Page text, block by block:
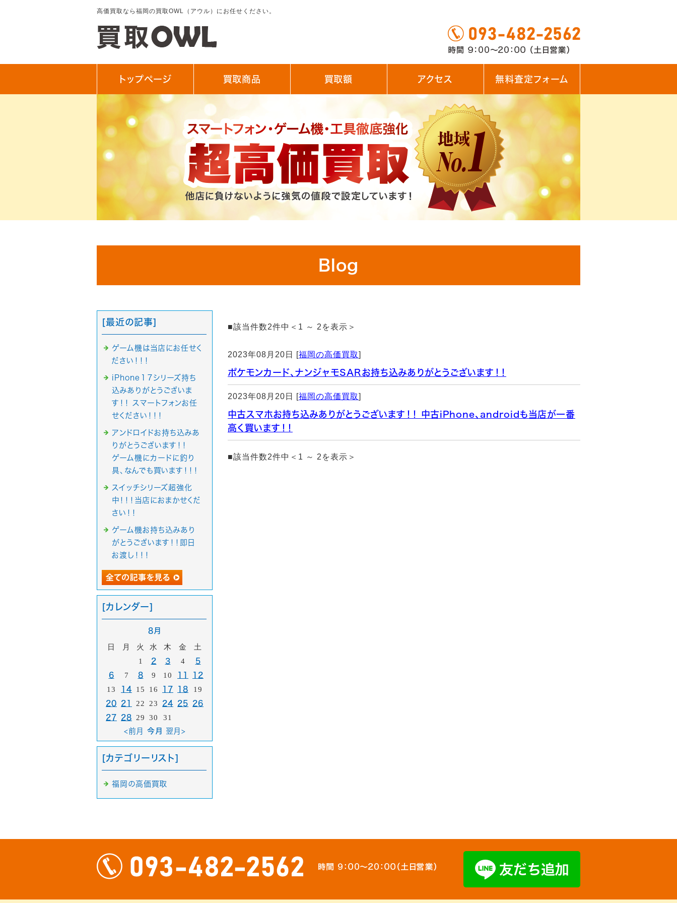
高価買取なら福岡の買取OWL（アウル）にお任せください。
トップぺージ 買取商品 買取額 アクセス 無料査定フォーム
Blog
■該当件数2件中＜1 ～ 2を表示＞
2023年08月20日 [福岡の高価買取]
ポケモンカード、ナンジャモSARお持ち込みありがとうございます！！
2023年08月20日 [福岡の高価買取]
中古スマホお持ち込みありがとうございます！！ 中古iPhone、androidも当店が一番
高く買います！！
■該当件数2件中＜1 ～ 2を表示＞
[最近の記事]
ゲーム機は当店にお任せく
ださい！！！
iPhone１７シリーズ持ち
込みありがとうございま
す！！ スマートフォンお任
せください！！！
アンドロイドお持ち込みあ
りがとうございます！！
ゲーム機にカードに釣り
具、なんでも買います！！！
スイッチシリーズ超強化
中！！！当店におまかせくだ
さい！！
ゲーム機お持ち込みあり
がとうございます！！即日
お渡し！！！
[カレンダー]
8月
日 月 火 水 木 金
土
1
2 3 4
5
6
7 8 9 10 11 12
13 14 15 16 17 18 19
20 21 22 23 24 25
26
27
28 29 30 31
<前月 今月 翌月>
[カテゴリーリスト]
福岡の高価買取